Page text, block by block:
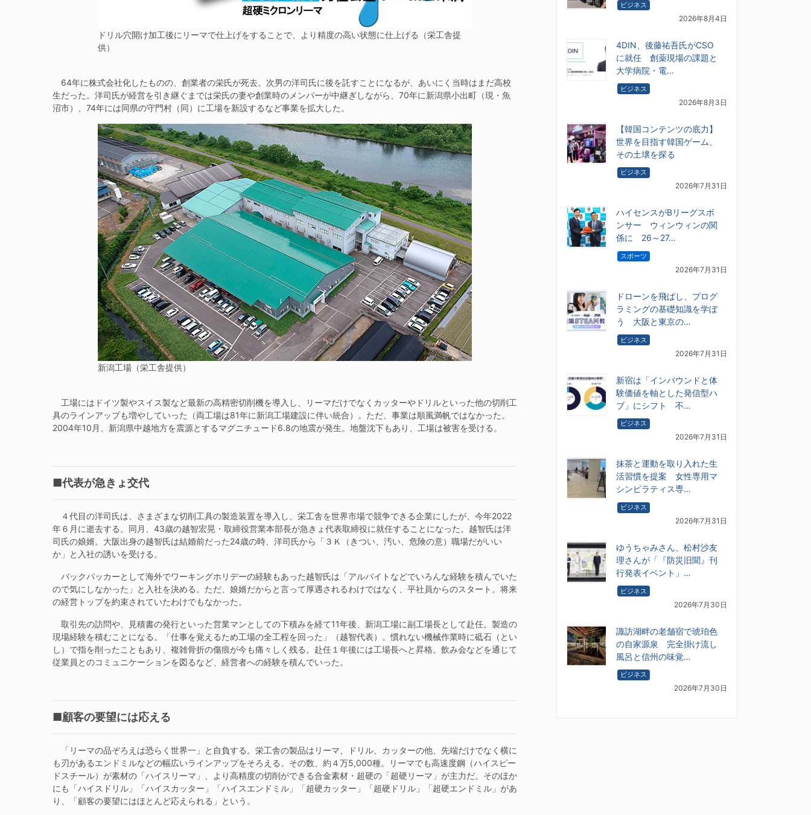
ドリル穴開け加工後にリーマで仕上げをすることで、より精度の高い状態に仕上げる（栄工舎提
供）
64年に株式会社化したものの、創業者の栄氏が死去。次男の洋司氏に後を託すことになるが、あいにく当時はまだ高校
生だった。洋司氏が経営を引き継ぐまでは栄氏の妻や創業時のメンバーが中継ぎしながら、70年に新潟県小出町（現・魚
沼市）、74年には同県の守門村（同）に工場を新設するなど事業を拡大した。
新潟工場（栄工舎提供）
工場にはドイツ製やスイス製など最新の高精密切削機を導入し、リーマだけでなくカッターやドリルといった他の切削工
具のラインアップも増やしていった（両工場は81年に新潟工場建設に伴い統合）。ただ、事業は順風満帆ではなかった。
2004年10月、新潟県中越地方を震源とするマグニチュード6.8の地震が発生。地盤沈下もあり、工場は被害を受ける。
■代表が急きょ交代
４代目の洋司氏は、さまざまな切削工具の製造装置を導入し、栄工舎を世界市場で競争できる企業にしたが、今年2022
年６月に逝去する。同月、43歳の越智宏晃・取締役営業本部長が急きょ代表取締役に就任することになった。越智氏は洋
司氏の娘婿。大阪出身の越智氏は結婚前だった24歳の時、洋司氏から「３Ｋ（きつい、汚い、危険の意）職場だがいい
か」と入社の誘いを受ける。
バックパッカーとして海外でワーキングホリデーの経験もあった越智氏は「アルバイトなどでいろんな経験を積んでいた
ので気にしなかった」と入社を決める。ただ、娘婿だからと言って厚遇されるわけではなく、平社員からのスタート。将来
の経営トップを約束されていたわけでもなかった。
取引先の訪問や、見積書の発行といった営業マンとしての下積みを経て11年後、新潟工場に副工場長として赴任。製造の
現場経験を積むことになる。「仕事を覚えるため工場の全工程を回った」（越智代表）。慣れない機械作業時に砥石（とい
し）で指を削ったこともあり、複雑骨折の傷痕が今も痛々しく残る。赴任１年後には工場長へと昇格。飲み会などを通じて
従業員とのコミュニケーションを図るなど、経営者への経験を積んでいった。
■顧客の要望には応える
「リーマの品ぞろえは恐らく世界一」と自負する。栄工舎の製品はリーマ、ドリル、カッターの他、先端だけでなく横に
も刃があるエンドミルなどの幅広いラインアップをそろえる。その数、約４万5,000種。リーマでも高速度鋼（ハイスピー
ドスチール）が素材の「ハイスリーマ」、より高精度の切削ができる合金素材・超硬の「超硬リーマ」が主力だ。そのほか
にも「ハイスドリル」「ハイスカッター」「ハイスエンドミル」「超硬カッター」「超硬ドリル」「超硬エンドミル」があ
り、「顧客の要望にはほとんど応えられる」という。
ビジネス
2026年8月4日
4DIN、後藤祐吾氏がCSO
に就任 創薬現場の課題と
大学病院・電…
ビジネス
2026年8月3日
【韓国コンテンツの底力】
世界を目指す韓国ゲーム、
その土壌を探る
ビジネス
2026年7月31日
ハイセンスがBリーグスポ
ンサー ウィンウィンの関
係に 26～27…
スポーツ
2026年7月31日
ドローンを飛ばし、プログ
ラミングの基礎知識を学ぼ
う 大阪と東京の…
ビジネス
2026年7月31日
新宿は「インバウンドと体
験価値を軸とした発信型ハ
ブ」にシフト 不…
ビジネス
2026年7月31日
抹茶と運動を取り入れた生
活習慣を提案 女性専用マ
シンピラティス専…
ビジネス
2026年7月31日
ゆうちゃみさん、松村沙友
理さんが「『防災旧聞』刊
行発表イベント」…
ビジネス
2026年7月30日
諏訪湖畔の老舗宿で琥珀色
の自家源泉 完全掛け流し
風呂と信州の味覚…
ビジネス
2026年7月30日